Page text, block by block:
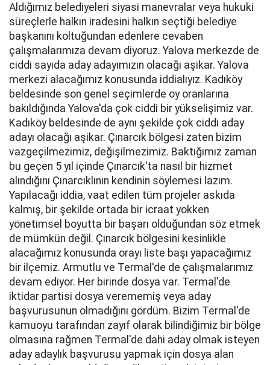
Aldığımız belediyeleri siyasi manevralar veya hukuki
süreçlerle halkın iradesini halkın seçtiği belediye
başkanını koltuğundan edenlere cevaben
çalışmalarımıza devam diyoruz. Yalova merkezde de
ciddi sayıda aday adayımızın olacağı aşikar. Yalova
merkezi alacağımız konusunda iddialıyız. Kadıköy
beldesinde son genel seçimlerde oy oranlarına
bakıldığında Yalova'da çok ciddi bir yükselişimiz var.
Kadıköy beldesinde de aynı şekilde çok ciddi aday
adayı olacağı aşikar. Çınarcık bölgesi zaten bizim
vazgeçilmezimiz, değişilmezimiz. Baktığımız zaman
bu geçen 5 yıl içinde Çınarcık'ta nasıl bir hizmet
alındığını Çınarcıklının kendinin söylemesi lazım.
Yapılacağı iddia, vaat edilen tüm projeler askıda
kalmış, bir şekilde ortada bir icraat yokken
yönetimsel boyutta bir başarı olduğundan söz etmek
de mümkün değil. Çınarcık bölgesini kesinlikle
alacağımız konusunda orayı liste başı yapacağımız
bir ilçemiz. Armutlu ve Termal'de de çalışmalarımız
devam ediyor. Her birinde dosya var. Termal'de
iktidar partisi dosya verememiş veya aday
başvurusunun olmadığını gördüm. Bizim Termal'de
kamuoyu tarafından zayıf olarak bilindiğimiz bir bölge
olmasına rağmen Termal'de dahi aday olmak isteyen
aday adaylık başvurusu yapmak için dosya alan